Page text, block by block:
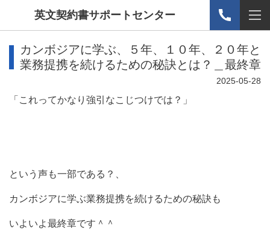
英文契約書サポートセンター
カンボジアに学ぶ、５年、１０年、２０年と
業務提携を続けるための秘訣とは？＿最終章
2025-05-28
「これってかなり強引なこじつけでは？」
という声も一部である？、
カンボジアに学ぶ業務提携を続けるための秘訣も
いよいよ最終章です＾＾